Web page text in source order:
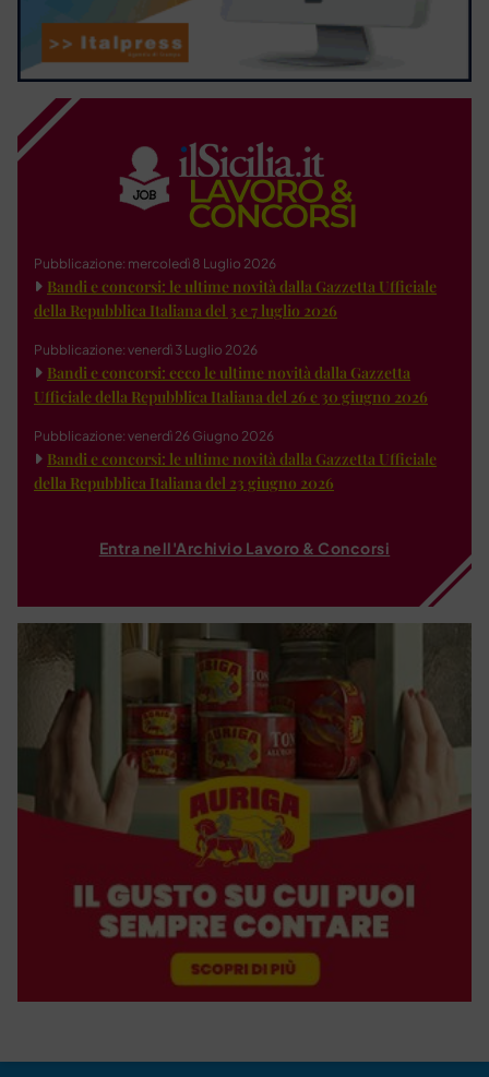
Pubblicazione: mercoledì 8 Luglio 2026
Bandi e concorsi: le ultime novità dalla Gazzetta Ufficiale
della Repubblica Italiana del 3 e 7 luglio 2026
Pubblicazione: venerdì 3 Luglio 2026
Bandi e concorsi: ecco le ultime novità dalla Gazzetta
Ufficiale della Repubblica Italiana del 26 e 30 giugno 2026
Pubblicazione: venerdì 26 Giugno 2026
Bandi e concorsi: le ultime novità dalla Gazzetta Ufficiale
della Repubblica Italiana del 23 giugno 2026
Entra nell'Archivio Lavoro & Concorsi